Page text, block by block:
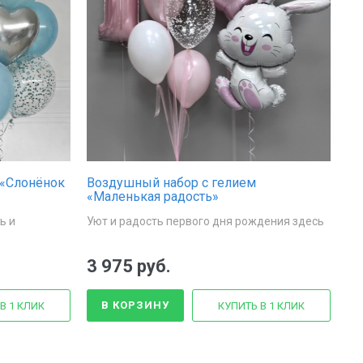
и
1 КЛИК
Воздушный набор с гелием
«Маленькая радость»
Уют и радость первого дня рождения здесь
3 975 руб.
В КОРЗИНУ КУПИТЬ В 1 КЛИК